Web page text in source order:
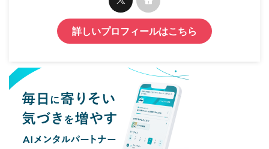
詳しいプロフィールはこちら